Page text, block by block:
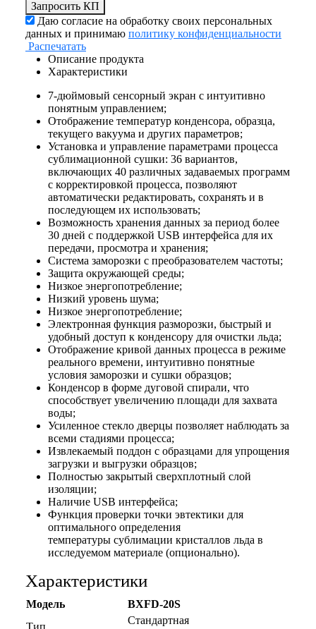
Запросить КП
Даю согласие на обработку своих персональных
данных и принимаю политику конфиденциальности
Распечатать
Описание продукта
Характеристики
7-дюймовый сенсорный экран с интуитивно
понятным управлением;
Отображение температур конденсора, образца,
текущего вакуума и других параметров;
Установка и управление параметрами процесса
сублимационной сушки: 36 вариантов,
включающих 40 различных задаваемых программ
с корректировкой процесса, позволяют
автоматически редактировать, сохранять и в
последующем их использовать;
Возможность хранения данных за период более
30 дней с поддержкой USB интерфейса для их
передачи, просмотра и хранения;
Система заморозки с преобразователем частоты;
Защита окружающей среды;
Низкое энергопотребление;
Низкий уровень шума;
Низкое энергопотребление;
Электронная функция разморозки, быстрый и
удобный доступ к конденсору для очистки льда;
Отображение кривой данных процесса в режиме
реального времени, интуитивно понятные
условия заморозки и сушки образцов;
Конденсор в форме дуговой спирали, что
способствует увеличению площади для захвата
воды;
Усиленное стекло дверцы позволяет наблюдать за
всеми стадиями процесса;
Извлекаемый поддон с образцами для упрощения
загрузки и выгрузки образцов;
Полностью закрытый сверхплотный слой
изоляции;
Наличие USB интерфейса;
Функция проверки точки эвтектики для
оптимального определения
температуры сублимации кристаллов льда в
исследуемом материале (опционально).
Характеристики
Модель
BXFD-20S
Стандартная